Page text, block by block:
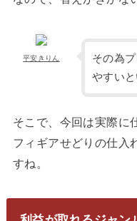
平安きりん
その為
やすいと
そこで、今回は実際に
フィギアせどりの仕入
すね。